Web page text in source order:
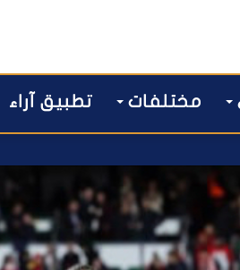
مختلفات تطبيق آراء